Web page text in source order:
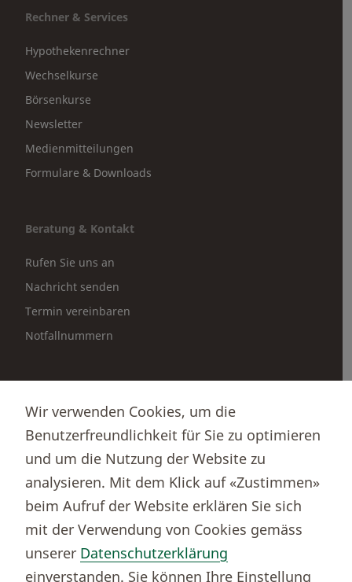
Rechner & Services
Hypothekenrechner
Wechselkurse
Börsenkurse
Newsletter
Medienmitteilungen
Formulare & Downloads
Beratung & Kontakt
Rufen Sie uns an
Nachricht senden
Termin vereinbaren
Notfallnummern
Börsenportal Yourmoney
Thurgauer Kantonalbank
Bankenclearingnr.
784
BIC (SWIFT)
KBTGCH22
Wir verwenden Cookies, um die
Benutzerfreundlichkeit für Sie zu optimieren
und um die Nutzung der Website zu
analysieren. Mit dem Klick auf «Zustimmen»
beim Aufruf der Website erklären Sie sich
mit der Verwendung von Cookies gemäss
unserer Datenschutzerklärung
einverstanden. Sie können Ihre Einstellung